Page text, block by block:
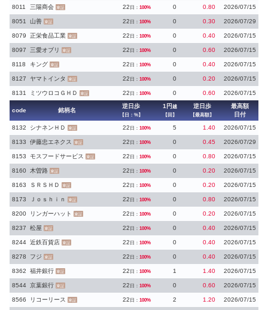
8011 三陽商会 東証 22 日： 100% 0 0.80 2026/07/15
8051 山善 東証 22 日： 100% 0 0.30 2026/07/29
8079 正栄食品工業 東証 22 日： 100% 0 0.40 2026/07/15
8097 三愛オブリ 東証 22 日： 100% 0 0.60 2026/07/15
8118 キング 東証 22 日： 100% 0 0.40 2026/07/15
8127 ヤマトインタ 東証 22 日： 100% 0 0.20 2026/07/15
8131 ミツウロコＧＨＤ 東証 22 日： 100% 0 0.60 2026/07/15
code 銘柄名
逆日歩
【日：%】
1円 越
【回】
逆日歩
【最高額】
最高額
日付
8132
シナネンＨＤ 東証 22 日： 100% 5 1.40 2026/07/15
8133 伊藤忠エネクス 東証 22 日： 100% 0 0.45 2026/07/29
8153 モスフードサービス 東証 22 日： 100% 0 0.80 2026/07/15
8160 木曽路 東証 22 日： 100% 0 0.20 2026/07/15
8163 ＳＲＳＨＤ 東証 22 日： 100% 0 0.20 2026/07/15
8173 Ｊｏｓｈｉｎ 東証 22 日： 100% 0 0.80 2026/07/15
8200 リンガーハット 東証 22 日： 100% 0 0.20 2026/07/15
8237 松屋 東証 22 日： 100% 0 0.40 2026/07/15
8244 近鉄百貨店 東証 22 日： 100% 0 0.40 2026/07/15
8278 フジ 東証 22 日： 100% 0 0.40 2026/07/15
8362 福井銀行 東証 22 日： 100% 1 1.40 2026/07/15
8544 京葉銀行 東証 22 日： 100% 0 0.60 2026/07/15
8566 リコーリース 東証 22 日： 100% 2 1.20 2026/07/15